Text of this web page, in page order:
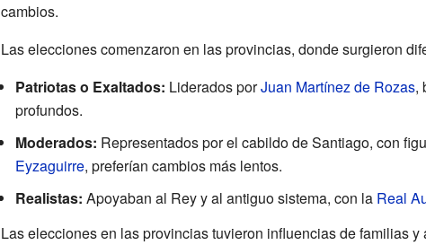
cambios.
Las elecciones comenzaron en las provincias, donde surgieron
Patriotas o Exaltados: Liderados porJuan Martínez de Rozas,
profundos.
Moderados: Representados por el cabildo de Santiago, con
Eyzaguirre, preferían cambios más lentos.
Realistas: Apoyaban al Rey y al antiguo sistema, con la Real
Las elecciones en las provincias tuvieron influencias de familias